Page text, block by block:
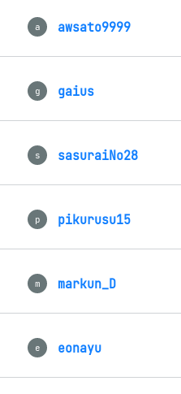
a awsato9999
g gaius
s sasuraiNo28
p pikurusu15
m markun_D
e eonayu